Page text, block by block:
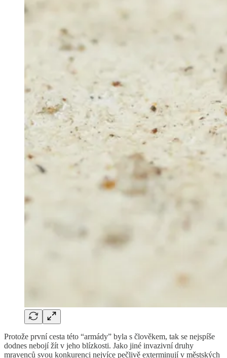
Protože první cesta této “armády” byla s člověkem, tak se nejspíše
dodnes nebojí žít v jeho blízkosti. Jako jiné invazivní druhy
mravenců svou konkurenci nejvíce pečlivě exterminují v městských